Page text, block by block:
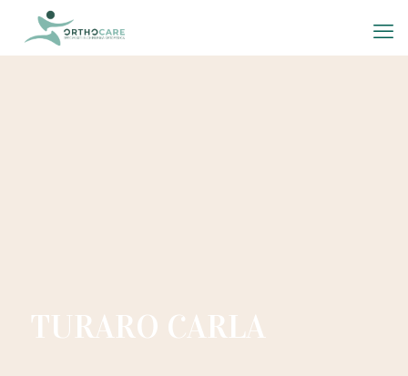
TURARO CARLA